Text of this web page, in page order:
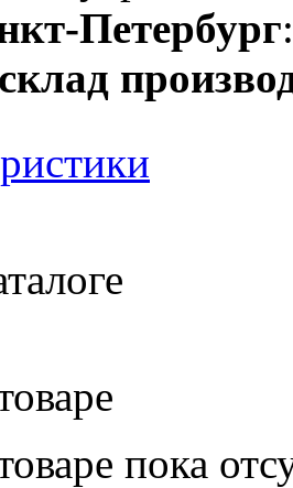
Петербург
пока